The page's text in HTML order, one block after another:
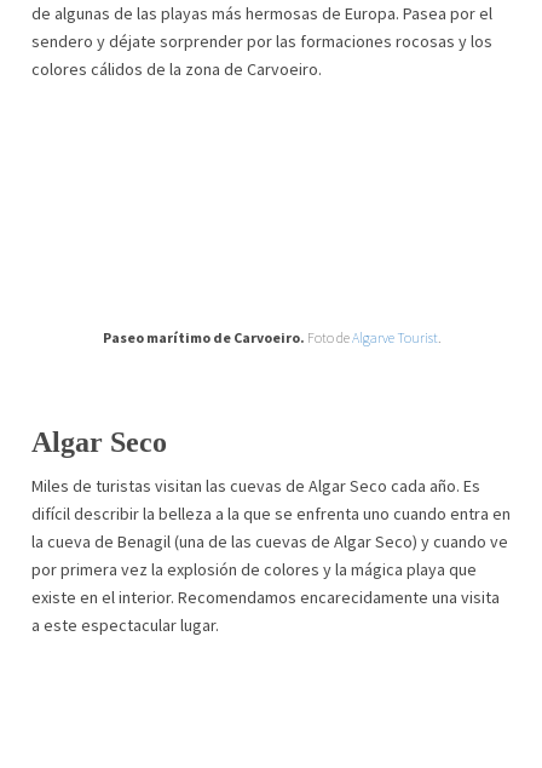
de algunas de las playas más hermosas de Europa. Pasea por el
sendero y déjate sorprender por las formaciones rocosas y los
colores cálidos de la zona de Carvoeiro.
Paseo marítimo de Carvoeiro. Foto deAlgarve Tourist.
Algar Seco
Miles de turistas visitan las cuevas de Algar Seco cada año. Es
difícil describir la belleza a la que se enfrenta uno cuando entra en
la cueva de Benagil (una de las cuevas de Algar Seco) y cuando ve
por primera vez la explosión de colores y la mágica playa que
existe en el interior. Recomendamos encarecidamente una visita
a este espectacular lugar.